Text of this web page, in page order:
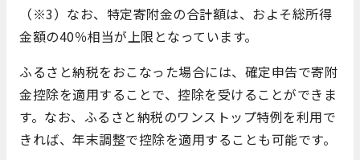
（※3）なお、特定寄附金の合計額は、およそ総所得
金額の40％相当が上限となっています。
ふるさと納税をおこなった場合には、確定申告で寄附
金控除を適用することで、控除を受けることができま
す。なお、ふるさと納税のワンストップ特例を利用で
きれば、年末調整で控除を適用することも可能です。